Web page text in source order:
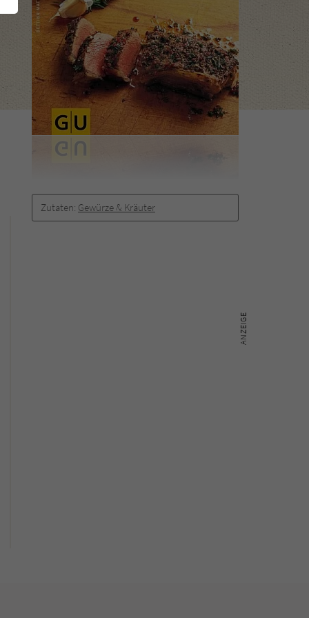
Zutaten: Gewürze & Kräuter